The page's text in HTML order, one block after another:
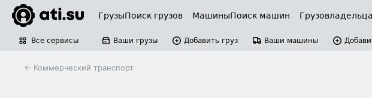
ГрузыПоиск грузов МашиныПоиск машин
Все сервисы Ваши грузы Добавить груз Ваши машины
← Коммерческий транспорт